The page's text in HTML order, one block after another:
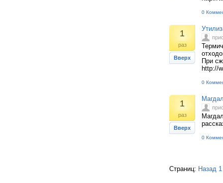
0
1
раз
Вверх
При
http://
0
1
раз
Вверх
0
Страниц: Назад 1